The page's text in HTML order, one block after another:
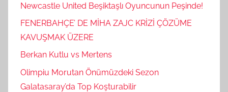
Newcastle United Beşiktaşlı Oyuncunun Peşinde!
FENERBAHÇE’ DE MİHA ZAJC KRİZİ ÇÖZÜME
KAVUŞMAK ÜZERE
Berkan Kutlu vs Mertens
Olimpiu Morutan Önümüzdeki Sezon
Galatasaray’da Top Koşturabilir